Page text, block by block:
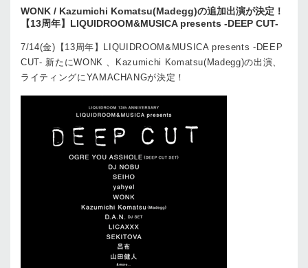
WONK / Kazumichi Komatsu(Madegg)の追加出演が決定！
【13周年】LIQUIDROOM&MUSICA presents -DEEP CUT-
7/14(金)【13周年】LIQUIDROOM&MUSICA presents -DEEP
CUT- 新たにWONK 、Kazumichi Komatsu(Madegg)の出演、
ライティングにYAMACHANGが決定！